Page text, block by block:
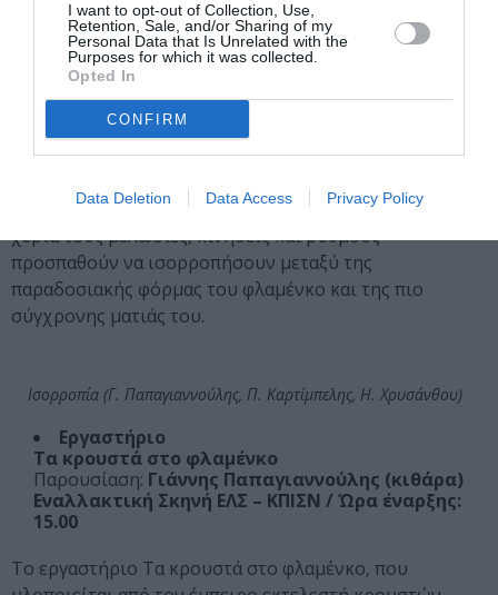
I want to opt-out of Collection, Use,
Retention, Sale, and/or Sharing of my
Personal Data that Is Unrelated with the
Purposes for which it was collected.
Opted In
CONFIRM
Data Deletion Data Access Privacy Policy
δημιουργήθηκε από την ανάγκη τους να συνθέσουν ένα
πρωτότυπο πλέγμα μουσικής και χορού. Έχοντας
δουλέψει μαζί την τελευταία δεκαετία πάνω σε δικές
τους πρωτότυπες συνθέσεις και χορογραφίες και
έχοντας αναπτύξει τους δικούς τους κώδικες
επικοινωνίας αναρωτήθηκαν πώς θα ήταν να έστηναν
κιθάρας και χορού. Έχοντας, λοιπόν, οι τρεις τους στα
χέρια τους μελωδίες, κινήσεις και ρυθμούς
προσπαθούν να ισορροπήσουν μεταξύ της
παραδοσιακής φόρμας του φλαμένκο και της πιο
σύγχρονης ματιάς του.
Ισορροπία (Γ. Παπαγιαννούλης, Π. Καρτίμπελης, Η. Χρυσάνθου)
Εργαστήριο
Τα κρουστά στο φλαμένκο
Παρουσίαση: Γιάννης Παπαγιαννούλης (κιθάρα)
Εναλλακτική Σκηνή ΕΛΣ – ΚΠΙΣΝ / Ώρα έναρξης:
15.00
Το εργαστήριο Τα κρουστά στο φλαμένκο, που